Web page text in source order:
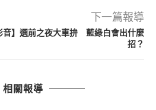
下一篇報導
音】選前之夜大車拚 藍綠白會出什麼
招？
相關報導